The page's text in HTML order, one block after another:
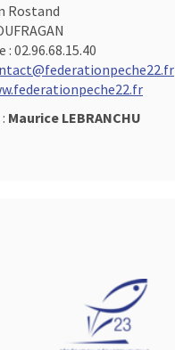
Rostand
: 02.96.68.15.40
Maurice LEBRANCHU